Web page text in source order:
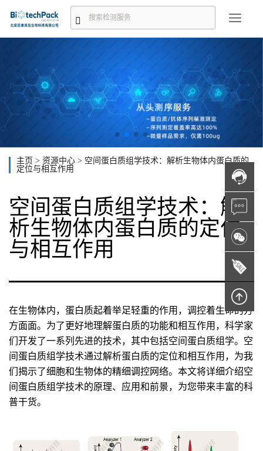
主页 > 资源中心 > 空间蛋白质组学技术：解析生物体内蛋白质的
定位与相互作用
空间蛋白质组学技术：解
析生物体内蛋白质的定位
与相互作用
在生物体内，蛋白质起着举足轻重的作用，调控着生命的方
方面面。为了更好地理解蛋白质的功能和相互作用，科学家
们开发了一系列先进的技术，其中包括空间蛋白质组学。空
间蛋白质组学技术通过解析蛋白质的定位和相互作用，为我
们揭示了细胞和生物体的精细调控网络。本文将详细介绍空
间蛋白质组学技术的原理、应用和前景，为您带来丰富的科
普干货。